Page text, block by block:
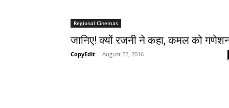
Regional Cinemas
जानिए! क्‍यों रजनी ने कहा, कमल को
CopyEdit - August 22, 2016